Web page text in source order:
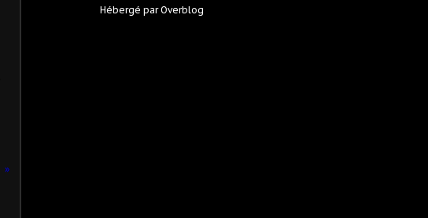
Hébergé parOverblog